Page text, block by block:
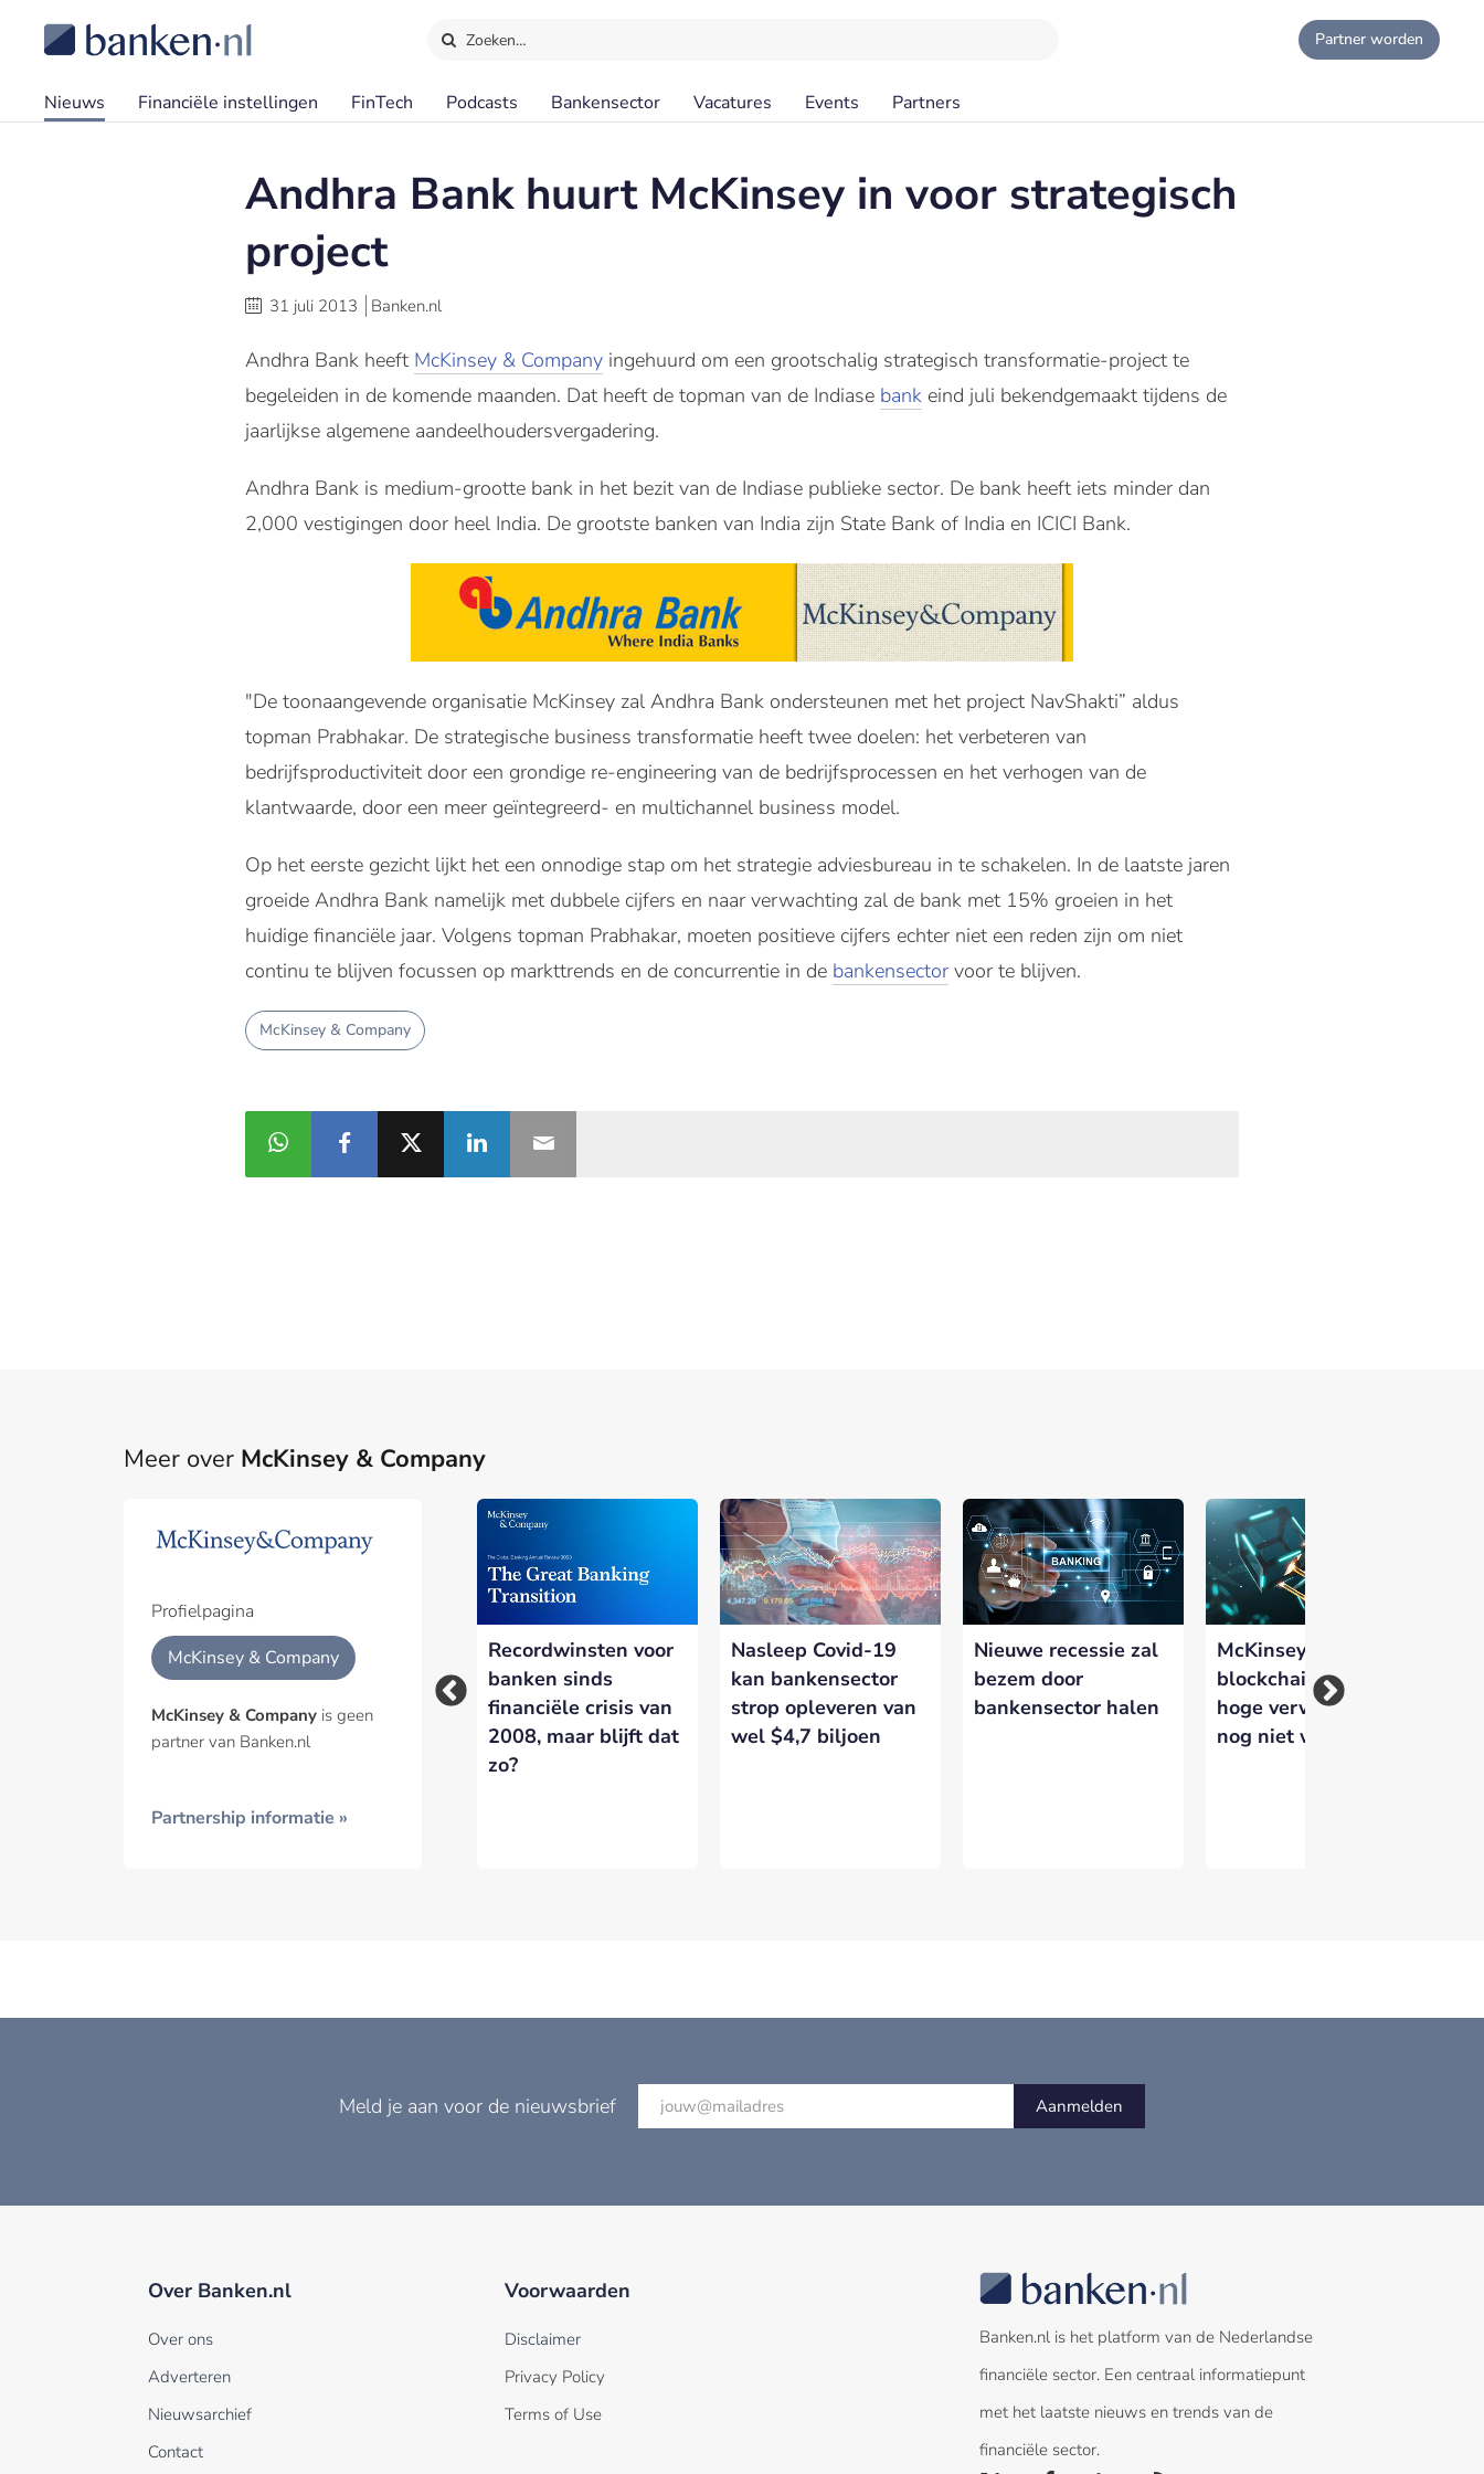
Zoeken… Partner worden
Nieuws Financiële instellingen FinTech Podcasts Bankensector Vacatures Events Partners
Andhra Bank huurt McKinsey in voor strategisch
project
31 juli 2013 Banken.nl
Andhra Bank heeft McKinsey & Company ingehuurd om een grootschalig strategisch transformatie-project te
begeleiden in de komende maanden. Dat heeft de topman van de Indiase bank eind juli bekendgemaakt tijdens de
jaarlijkse algemene aandeelhoudersvergadering.
Andhra Bank is medium-grootte bank in het bezit van de Indiase publieke sector. De bank heeft iets minder dan
2,000 vestigingen door heel India. De grootste banken van India zijn State Bank of India en ICICI Bank.
"De toonaangevende organisatie McKinsey zal Andhra Bank ondersteunen met het project NavShakti” aldus
topman Prabhakar. De strategische business transformatie heeft twee doelen: het verbeteren van
bedrijfsproductiviteit door een grondige re-engineering van de bedrijfsprocessen en het verhogen van de
klantwaarde, door een meer geïntegreerd- en multichannel business model.
Op het eerste gezicht lijkt het een onnodige stap om het strategie adviesbureau in te schakelen. In de laatste jaren
groeide Andhra Bank namelijk met dubbele cijfers en naar verwachting zal de bank met 15% groeien in het
huidige financiële jaar. Volgens topman Prabhakar, moeten positieve cijfers echter niet een reden zijn om niet
continu te blijven focussen op markttrends en de concurrentie in de bankensector voor te blijven.
McKinsey & Company
Meer over McKinsey & Company
Profielpagina
McKinsey & Company
McKinsey & Company is geen
partner van Banken.nl
Partnership informatie »
Partnerships bij Banken.nl
Een partnership met Banken.nl biedt diverse mogelijkheden om je merk te versterken en zichtbaar te maken op
het platform voor de Nederlandse bankensector.
Geïnteresseerd in meer informatie?
Laat hieronder je gegevens achter.
vervangt 30% van
Bank of England
verduidelijkt rol
McKinsey en Deloitte
Recordwinsten voor
banken sinds
financiële crisis van
2008, maar blijft dat
zo?
Nasleep Covid-19
kan bankensector
strop opleveren van
wel $4,7 biljoen
Nieuwe recessie zal
bezem door
bankensector halen
McKinsey:
blockchain maakt
hoge verwachtingen
nog niet waar
Meld je aan voor de nieuwsbrief Aanmelden
Over Banken.nl
Over ons
Adverteren
Nieuwsarchief
Contact
Voorwaarden
Disclaimer
Privacy Policy
Terms of Use
Banken.nl is het platform van de Nederlandse
financiële sector. Een centraal informatiepunt
met het laatste nieuws en trends van de
financiële sector.